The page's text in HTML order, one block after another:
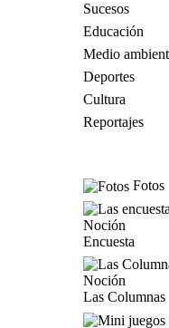
Sucesos
Educación
Medio
Deportes
Cultura
Reportajes
Fotos
Encuesta
Las Columnas